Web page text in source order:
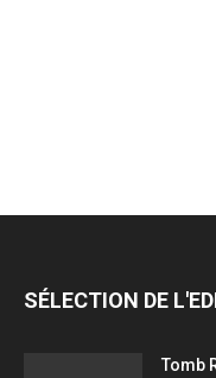
SÉLECTION DE
Tomb